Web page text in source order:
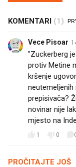
KOMENTARI (1)
Vece Pisoar
"Zuckerberg
protiv Metine
kršenje
neutemeljenih
prepisivača?
novinar nije
mjesto na
1 0
PROČITAJTE JOŠ